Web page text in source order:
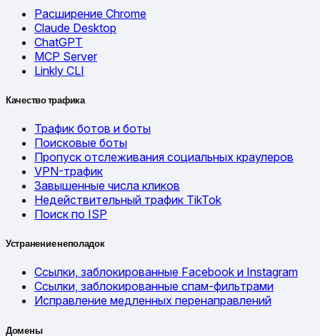
Расширение Chrome
Claude Desktop
ChatGPT
MCP Server
Linkly CLI
Качество трафика
Трафик ботов и боты
Поисковые боты
Пропуск отслеживания социальных краулеров
VPN-трафик
Завышенные числа кликов
Недействительный трафик TikTok
Поиск по ISP
Устранение неполадок
Ссылки, заблокированные Facebook и Instagram
Ссылки, заблокированные спам-фильтрами
Исправление медленных перенаправлений
Домены